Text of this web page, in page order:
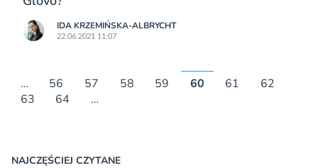
IDA KRZEMIŃSKA-ALBRYCHT
22.06.2021 11:07
… 56 57 58 59 60 61
62
63
64 …
NAJCZĘŚCIEJ CZYTANE